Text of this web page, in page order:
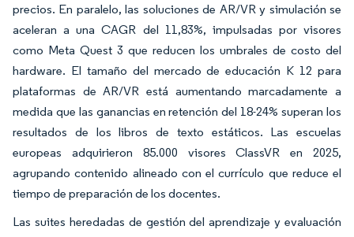
precios. En paralelo, las soluciones de AR/VR y simulación se
aceleran a una CAGR del 11,83%, impulsadas por visores
como Meta Quest 3 que reducen los umbrales de costo del
hardware. El tamaño del mercado de educación K 12 para
plataformas de AR/VR está aumentando marcadamente a
medida que las ganancias en retención del 18-24% superan los
resultados de los libros de texto estáticos. Las escuelas
europeas adquirieron 85.000 visores ClassVR en 2025,
agrupando contenido alineado con el currículo que reduce el
tiempo de preparación de los docentes.
Las suites heredadas de gestión del aprendizaje y evaluación